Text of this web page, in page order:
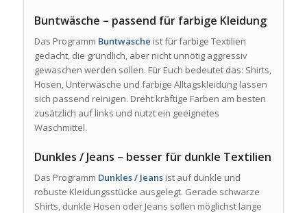
Buntwäsche – passend für farbige Kleidung
Das Programm Buntwäsche ist für farbige Textilien
gedacht, die gründlich, aber nicht unnötig aggressiv
gewaschen werden sollen. Für Euch bedeutet das: Shirts,
Hosen, Unterwäsche und farbige Alltagskleidung lassen
sich passend reinigen. Dreht kräftige Farben am besten
zusätzlich auf links und nutzt ein geeignetes
Waschmittel.
Dunkles / Jeans – besser für dunkle Textilien
Das Programm Dunkles / Jeansist auf dunkle und
robuste Kleidungsstücke ausgelegt. Gerade schwarze
Shirts, dunkle Hosen oder Jeans sollen möglichst lange